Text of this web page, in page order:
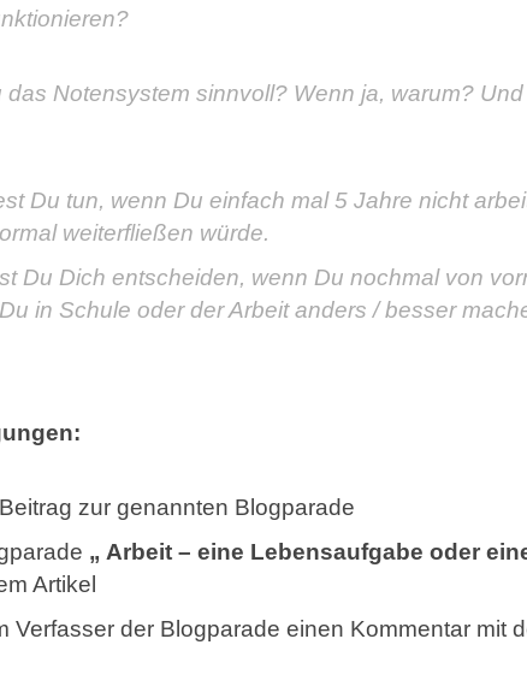
das Notensystem sinnvoll? Wenn ja, warum?
Du tun, wenn Du einfach mal 5 Jahre nicht
weiterfließen würde.
Du Dich entscheiden, wenn Du nochmal von
in Schule oder der Arbeit anders / besser
zur genannten Blogparade
„ Arbeit – eine Lebensaufgabe oder
Artikel
Verfasser der Blogparade einen Kommentar mit